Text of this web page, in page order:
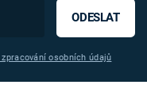
ODESLAT
osobních údajů